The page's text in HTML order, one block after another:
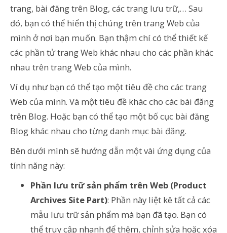
trang, bài đăng trên Blog, các trang lưu trữ,… Sau
đó, bạn có thể hiển thị chúng trên trang Web của
mình ở nơi bạn muốn. Bạn thậm chí có thể thiết kế
các phần tử trang Web khác nhau cho các phần khác
nhau trên trang Web của mình.
Ví dụ như bạn có thể tạo một tiêu đề cho các trang
Web của mình. Và một tiêu đề khác cho các bài đăng
trên Blog. Hoặc bạn có thể tạo một bố cục bài đăng
Blog khác nhau cho từng danh mục bài đăng.
Bên dưới mình sẽ hướng dẫn một vài ứng dụng của
tính năng này:
Phần lưu trữ sản phẩm trên Web (Product
Archives Site Part): Phần này liệt kê tất cả các
mẫu lưu trữ sản phẩm mà bạn đã tạo. Bạn có
thể truy cập nhanh để thêm, chỉnh sửa hoặc xóa